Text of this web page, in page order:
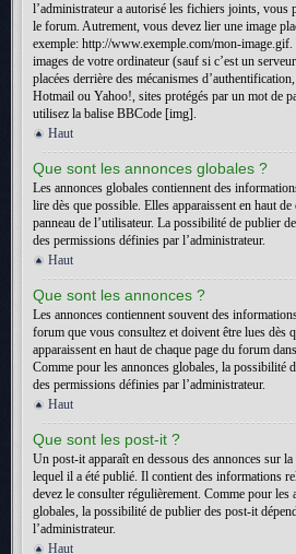
l’administrateur a autorisé les fichiers joints, vous
le forum. Autrement, vous devez lier une image
exemple: http://www.exemple.com/mon-image.gif.
images de votre ordinateur (sauf si c’est un
placées derrière des mécanismes
Hotmail ou Yahoo!, sites protégés par un mot de
utilisez la balise BBCode [img].
Haut
Que sont les annonces globales ?
Les annonces globales contiennent des
lire dès que possible. Elles apparaissent en haut
panneau de l’utilisateur. La possibilité de publier
des permissions définies par l’administrateur.
Haut
Que sont les annonces ?
Les annonces contiennent souvent des
forum que vous consultez et doivent être lues dès
apparaissent en haut de chaque page du forum
Comme pour les annonces globales, la possibilité
des permissions définies par l’administrateur.
Haut
Que sont les post-it ?
Un post-it apparaît en dessous des annonces sur
lequel il a été publié. Il contient des informations
devez le consulter régulièrement. Comme pour les
globales, la possibilité de publier des post-it
l’administrateur.
Haut